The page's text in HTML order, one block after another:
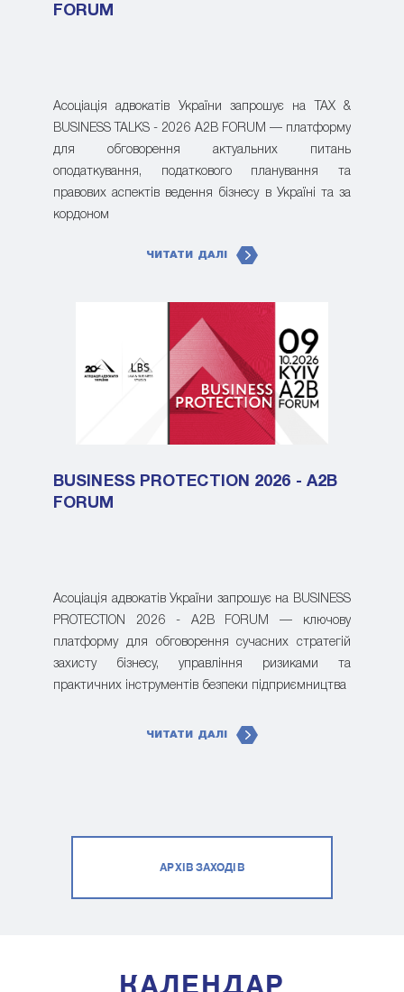
FORUM
Асоціація адвокатів України запрошує на TAX &
BUSINESS TALKS - 2026 A2B FORUM — платформу
для обговорення актуальних питань
оподаткування, податкового планування та
правових аспектів ведення бізнесу в Україні та за
кордоном
ЧИТАТИ ДАЛІ
BUSINESS PROTECTION 2026 - A2B
FORUM
Асоціація адвокатів України запрошує на BUSINESS
PROTECTION 2026 - A2B FORUM — ключову
платформу для обговорення сучасних стратегій
захисту бізнесу, управління ризиками та
практичних інструментів безпеки підприємництва
ЧИТАТИ ДАЛІ
АРХІВ ЗАХОДІВ